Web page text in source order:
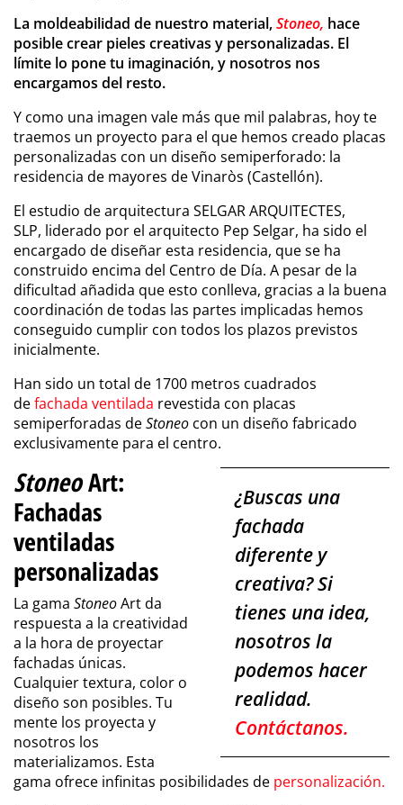
La moldeabilidad de nuestro material,Stoneo, hace
posible crear pieles creativas y personalizadas. El
límite lo pone tu imaginación, y nosotros nos
encargamos del resto.
Y como una imagen vale más que mil palabras, hoy te
traemos un proyecto para el que hemos creado placas
personalizadas con un diseño semiperforado: la
residencia de mayores de Vinaròs (Castellón).
El estudio de arquitectura SELGAR ARQUITECTES,
SLP, liderado por el arquitecto Pep Selgar, ha sido el
encargado de diseñar esta residencia, que se ha
construido encima del Centro de Día. A pesar de la
dificultad añadida que esto conlleva, gracias a la buena
coordinación de todas las partes implicadas hemos
conseguido cumplir con todos los plazos previstos
inicialmente.
Han sido un total de 1700 metros cuadrados
defachada ventilada revestida con placas
semiperforadas deStoneo con un diseño fabricado
exclusivamente para el centro.
¿Buscas una
fachada
diferente y
creativa? Si
tienes una idea,
nosotros la
podemos hacer
realidad.
Contáctanos.
StoneoArt:
Fachadas
ventiladas
personalizadas
La gama StoneoArt da
respuesta a la creatividad
a la hora de proyectar
fachadas únicas.
Cualquier textura, color o
diseño son posibles. Tu
mente los proyecta y
nosotros los
materializamos. Esta
gama ofrece infinitas posibilidades de personalización.